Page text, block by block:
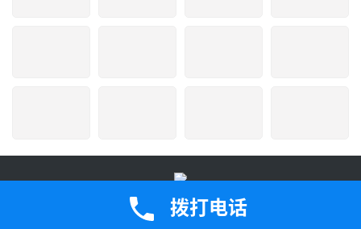
2024 版权所有
拨打电话